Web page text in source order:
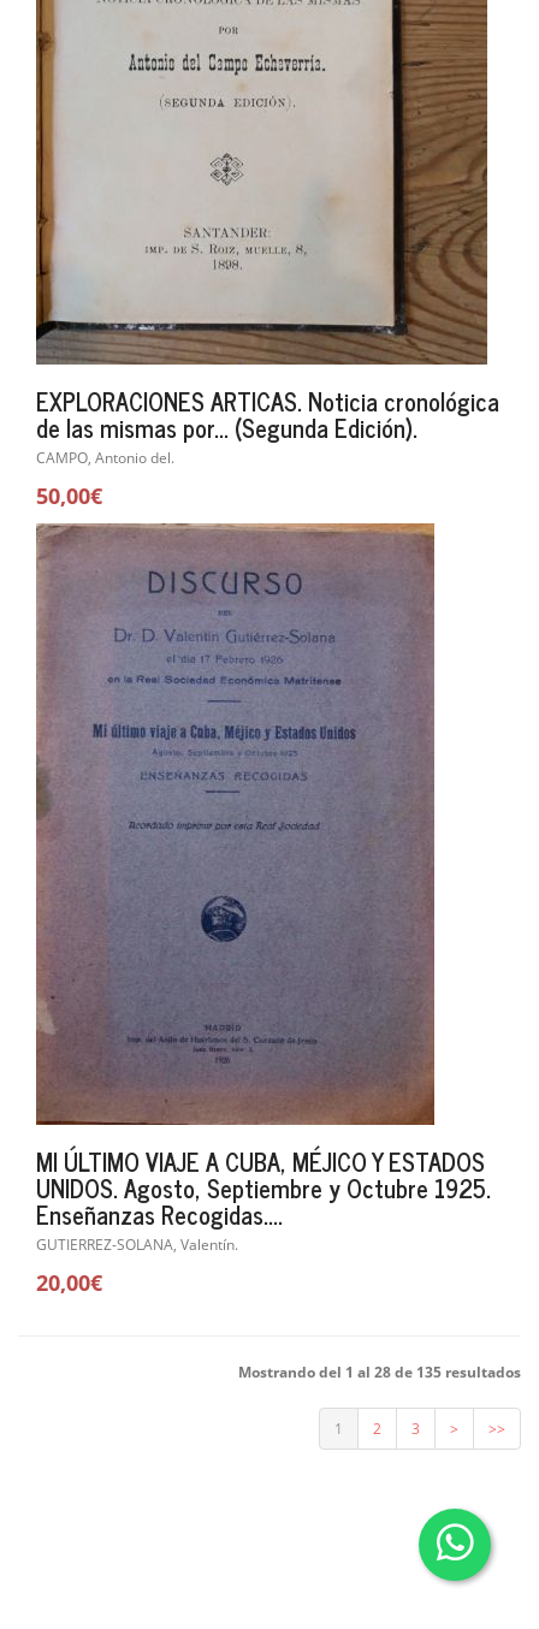
EXPLORACIONES ARTICAS. Noticia cronológica
de las mismas por... (Segunda Edición).
CAMPO, Antonio del.
50,00€
MI ÚLTIMO VIAJE A CUBA, MÉJICO Y ESTADOS
UNIDOS. Agosto, Septiembre y Octubre 1925.
Enseñanzas Recogidas....
GUTIERREZ-SOLANA, Valentín.
20,00€
Mostrando del 1 al 28 de 135 resultados
1 2 3 > >>